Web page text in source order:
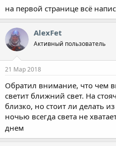
на первой странице всё
AlexFet
Активный пользователь
21 Мар 2018
Обратил внимание, что чем
светит ближний свет. На
близко, но стоит ли делать
ночью всегда света не
днем